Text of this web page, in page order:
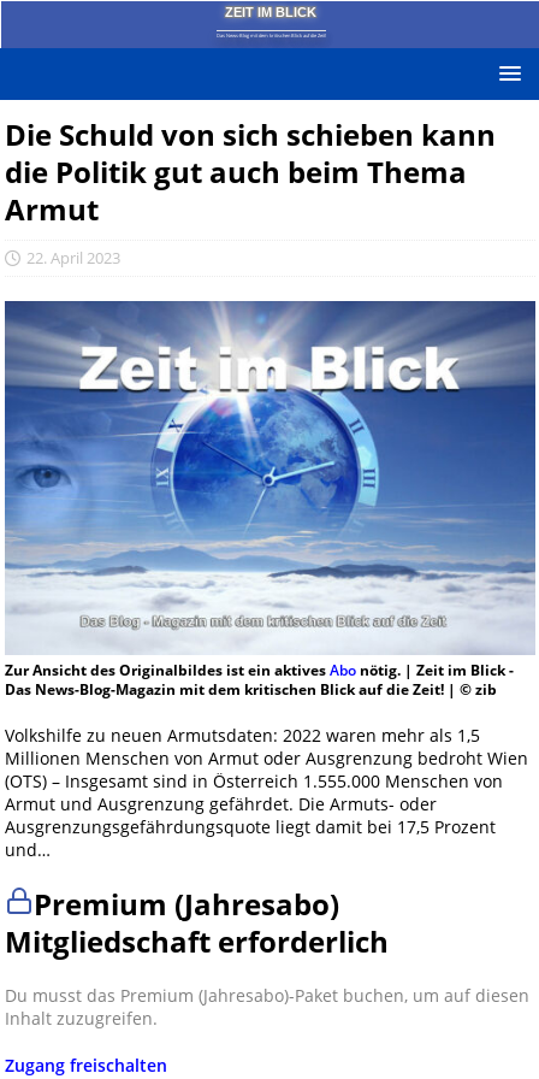
ZEIT IM BLICK
Das News-Blog mit dem kritischen Blick auf die Zeit!
Die Schuld von sich schieben kann
die Politik gut auch beim Thema
Armut
22. April 2023
Zur Ansicht des Originalbildes ist ein aktivesAbonötig. | Zeit im Blick -
Das News-Blog-Magazin mit dem kritischen Blick auf die Zeit! | © zib
Volkshilfe zu neuen Armutsdaten: 2022 waren mehr als 1,5
Millionen Menschen von Armut oder Ausgrenzung bedroht Wien
(OTS) – Insgesamt sind in Österreich 1.555.000 Menschen von
Armut und Ausgrenzung gefährdet. Die Armuts- oder
Ausgrenzungsgefährdungsquote liegt damit bei 17,5 Prozent
und…
Premium (Jahresabo)
Mitgliedschaft erforderlich
Du musst das Premium (Jahresabo)-Paket buchen, um auf diesen
Inhalt zuzugreifen.
Zugang freischalten